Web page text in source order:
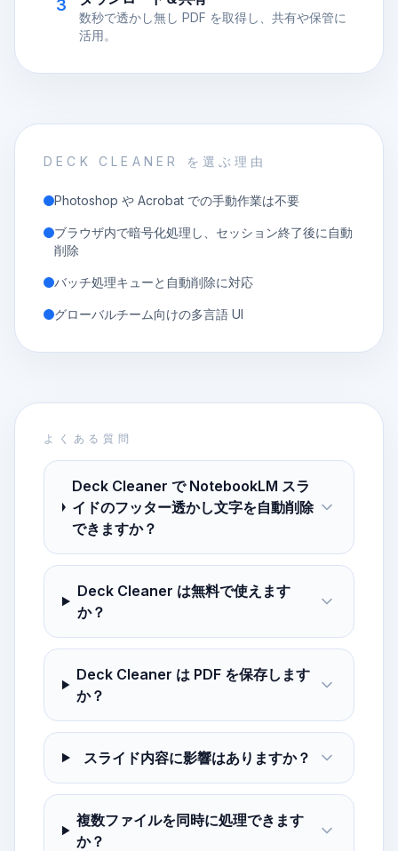
3
数秒で透かし無し PDF を取得し、共有や保管に
活用。
DECK CLEANER を選ぶ理由
Photoshop や Acrobat での手動作業は不要
ブラウザ内で暗号化処理し、セッション終了後に自動
削除
バッチ処理キューと自動削除に対応
グローバルチーム向けの多言語 UI
よくある質問
Deck Cleaner で NotebookLM スラ
イドのフッター透かし文字を自動削除
できますか？
Deck Cleaner は無料で使えます
か？
Deck Cleaner は PDF を保存します
か？
スライド内容に影響はありますか？
複数ファイルを同時に処理できます
か？